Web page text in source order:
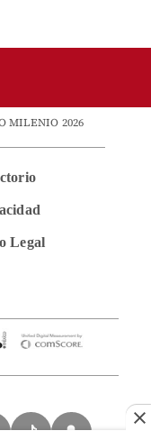
MILENIO 2026
Legal